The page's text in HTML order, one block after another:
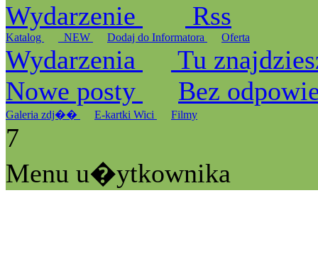
Wydarzenie
Rss
Katalog _NEW Dodaj do Informatora Oferta
Wydarzenia
Tu
Nowe posty
Bez
Galeria zdj�� E-kartki Wici Filmy
7
Menu u�ytkownika